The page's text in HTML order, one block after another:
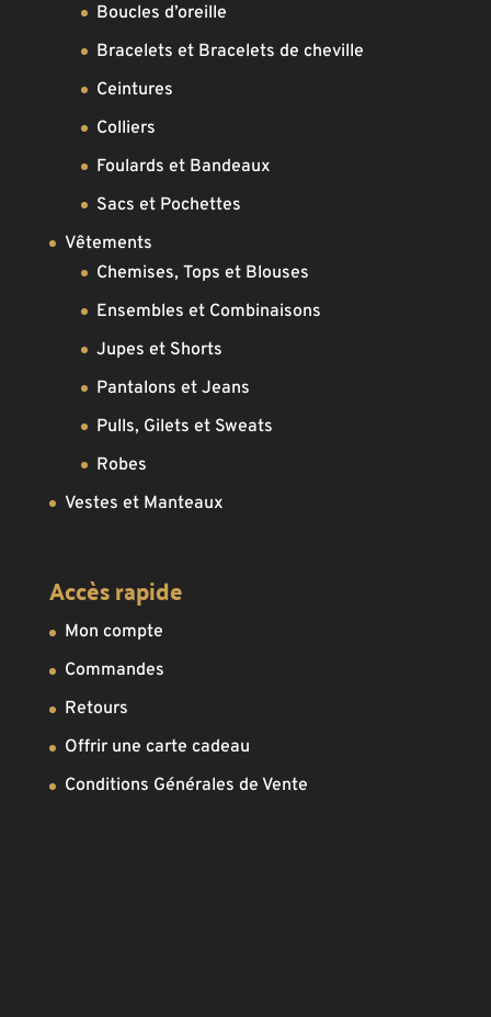
Boucles d’oreille
Bracelets et Bracelets de cheville
Ceintures
Colliers
Foulards et Bandeaux
Sacs et Pochettes
Vêtements
Chemises, Tops et Blouses
Ensembles et Combinaisons
Jupes et Shorts
Pantalons et Jeans
Pulls, Gilets et Sweats
Robes
Vestes et Manteaux
Accès rapide
Mon compte
Commandes
Retours
Offrir une carte cadeau
Conditions Générales de Vente